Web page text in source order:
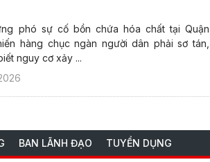
phó sự cố bồn chứa hóa chất tại Quận
hàng chục ngàn người dân phải sơ tán,
nguy cơ xảy ...
BAN LÃNH ĐẠO TUYỂN DỤNG